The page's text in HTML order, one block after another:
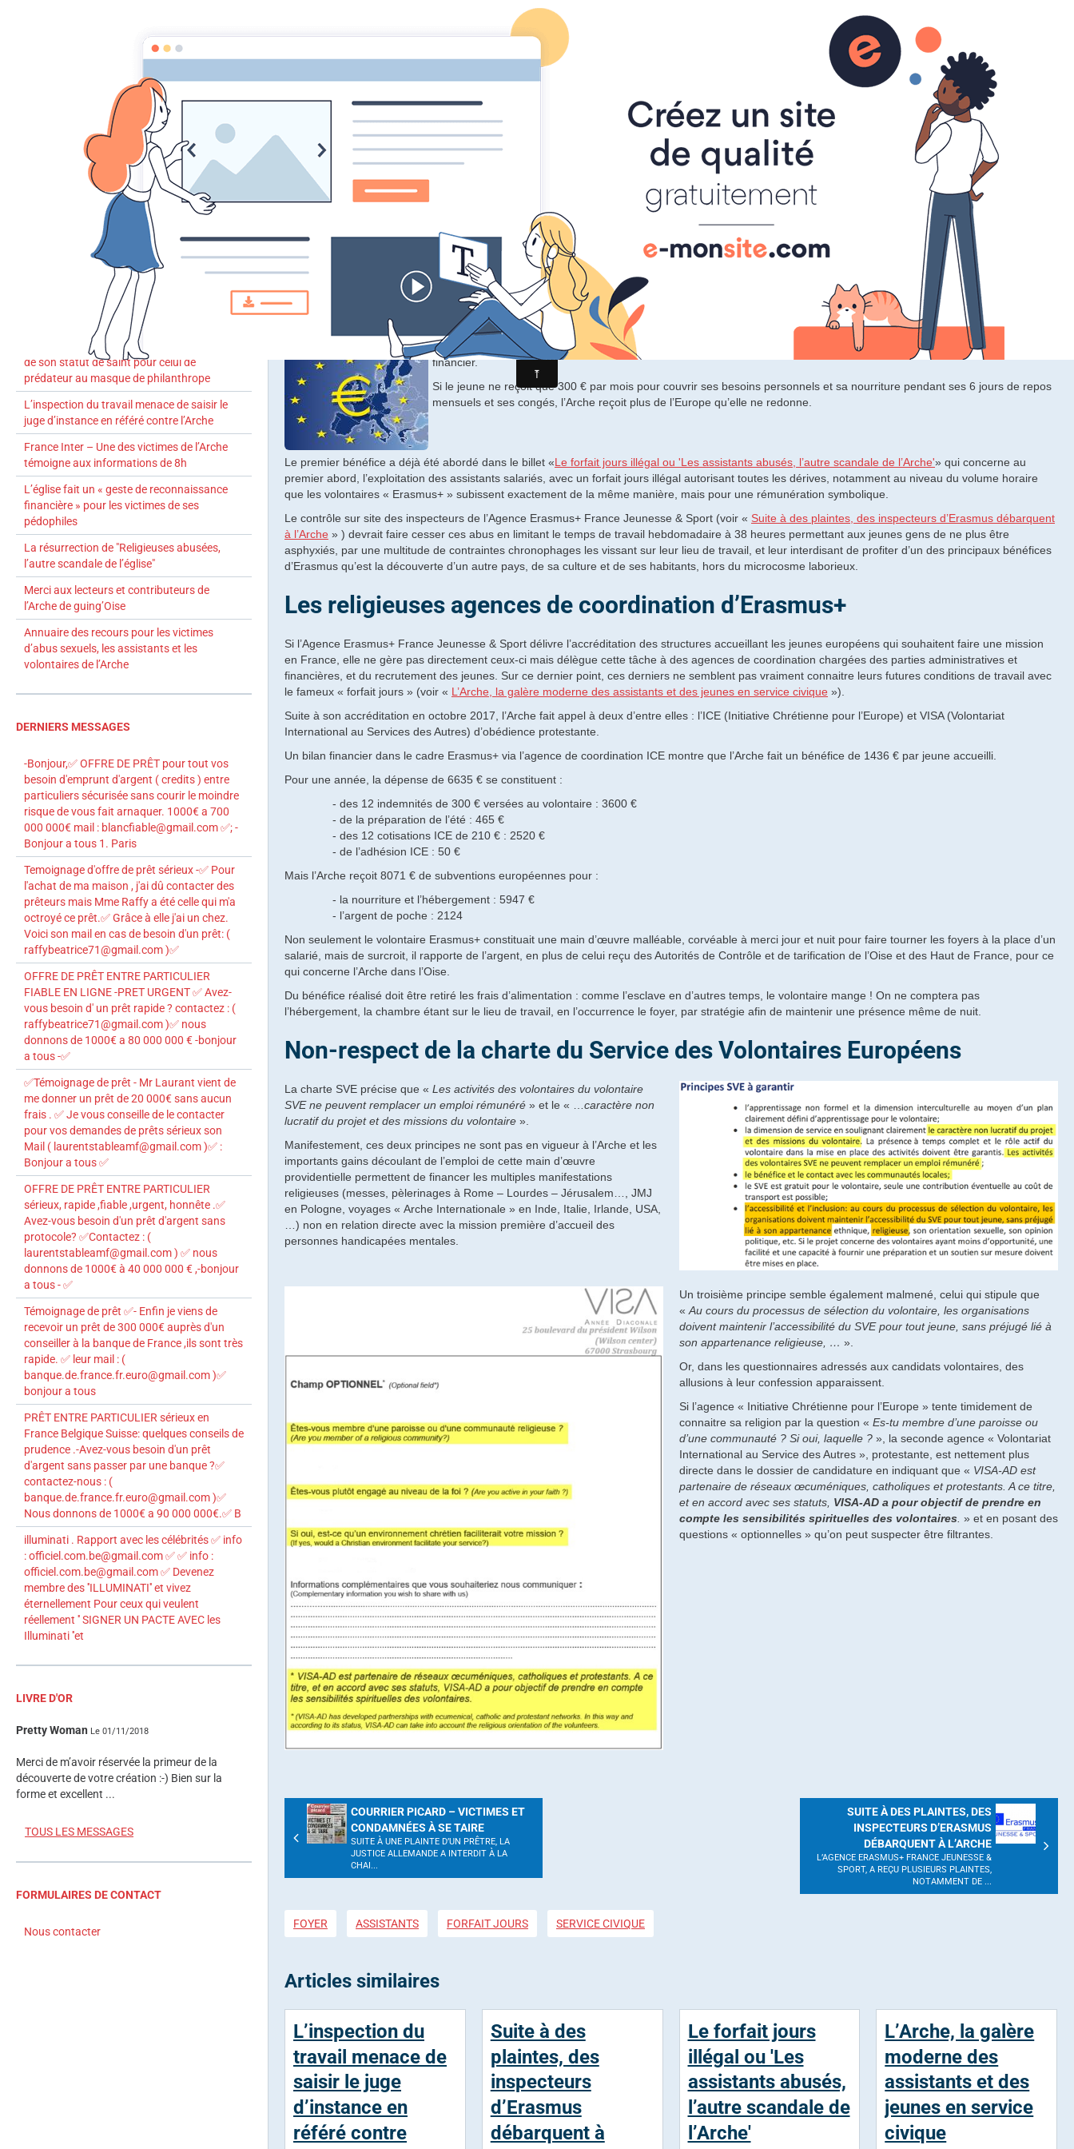
L'Arche de guing'Oise
l'arche transparente
Accueil Blog Contact
Accueil Blog L’argent des volontaires européens finance les pèlerinages de l’Arche ?
L’argent des volontaires européens finance les pèlerinages
de l’Arche ?
Le 22/04/2019
Les volontaires du service européen Eurasmus+ constituent une manne pour l’Arche, sur plusieurs plans, y compris
financier.
Si le jeune ne reçoit que 300 € par mois pour couvrir ses besoins personnels et sa nourriture pendant ses 6 jours de repos
mensuels et ses congés, l’Arche reçoit plus de l’Europe qu’elle ne redonne.
Le premier bénéfice a déjà été abordé dans le billet «Le forfait jours illégal ou 'Les assistants abusés, l’autre scandale de l’Arche'» qui concerne au
premier abord, l’exploitation des assistants salariés, avec un forfait jours illégal autorisant toutes les dérives, notamment au niveau du volume horaire
que les volontaires « Erasmus+ » subissent exactement de la même manière, mais pour une rémunération symbolique.
Le contrôle sur site des inspecteurs de l’Agence Erasmus+ France Jeunesse & Sport (voir « Suite à des plaintes, des inspecteurs d’Erasmus débarquent
à l’Arche » ) devrait faire cesser ces abus en limitant le temps de travail hebdomadaire à 38 heures permettant aux jeunes gens de ne plus être
asphyxiés, par une multitude de contraintes chronophages les vissant sur leur lieu de travail, et leur interdisant de profiter d’un des principaux bénéfices
d’Erasmus qu’est la découverte d’un autre pays, de sa culture et de ses habitants, hors du microcosme laborieux.
Les religieuses agences de coordination d’Erasmus+
Si l’Agence Erasmus+ France Jeunesse & Sport délivre l’accréditation des structures accueillant les jeunes européens qui souhaitent faire une mission
en France, elle ne gère pas directement ceux-ci mais délègue cette tâche à des agences de coordination chargées des parties administratives et
financières, et du recrutement des jeunes. Sur ce dernier point, ces derniers ne semblent pas vraiment connaitre leurs futures conditions de travail avec
le fameux « forfait jours » (voir « L’Arche, la galère moderne des assistants et des jeunes en service civique »).
Suite à son accréditation en octobre 2017, l’Arche fait appel à deux d’entre elles : l’ICE (Initiative Chrétienne pour l’Europe) et VISA (Volontariat
International au Services des Autres) d’obédience protestante.
Un bilan financier dans le cadre Erasmus+ via l’agence de coordination ICE montre que l’Arche fait un bénéfice de 1436 € par jeune accueilli.
Pour une année, la dépense de 6635 € se constituent :
- des 12 indemnités de 300 € versées au volontaire : 3600 €
- de la préparation de l’été : 465 €
- des 12 cotisations ICE de 210 € : 2520 €
- de l’adhésion ICE : 50 €
Mais l’Arche reçoit 8071 € de subventions européennes pour :
- la nourriture et l’hébergement : 5947 €
- l’argent de poche : 2124
Non seulement le volontaire Erasmus+ constituait une main d’œuvre malléable, corvéable à merci jour et nuit pour faire tourner les foyers à la place d’un
salarié, mais de surcroit, il rapporte de l’argent, en plus de celui reçu des Autorités de Contrôle et de tarification de l’Oise et des Haut de France, pour ce
qui concerne l’Arche dans l’Oise.
Du bénéfice réalisé doit être retiré les frais d’alimentation : comme l’esclave en d’autres temps, le volontaire mange ! On ne comptera pas
l’hébergement, la chambre étant sur le lieu de travail, en l’occurrence le foyer, par stratégie afin de maintenir une présence même de nuit.
Non-respect de la charte du Service des Volontaires Européens
La charte SVE précise que « Les activités des volontaires du volontaire
SVE ne peuvent remplacer un emploi rémunéré » et le « … caractère non
lucratif du projet et des missions du volontaire ».
Manifestement, ces deux principes ne sont pas en vigueur à l’Arche et les
importants gains découlant de l’emploi de cette main d’œuvre
providentielle permettent de financer les multiples manifestations
religieuses (messes, pèlerinages à Rome – Lourdes – Jérusalem…, JMJ
en Pologne, voyages « Arche Internationale » en Inde, Italie, Irlande, USA,
…) non en relation directe avec la mission première d’accueil des
personnes handicapées mentales.
Un troisième principe semble également malmené, celui qui stipule que
« Au cours du processus de sélection du volontaire, les organisations
doivent maintenir l’accessibilité du SVE pour tout jeune, sans préjugé lié à
son appartenance religieuse, … ».
Or, dans les questionnaires adressés aux candidats volontaires, des
allusions à leur confession apparaissent.
Si l’agence « Initiative Chrétienne pour l’Europe » tente timidement de
connaitre sa religion par la question « Es-tu membre d’une paroisse ou
d’une communauté ? Si oui, laquelle ? », la seconde agence « Volontariat
International au Service des Autres », protestante, est nettement plus
directe dans le dossier de candidature en indiquant que « VISA-AD est
partenaire de réseaux œcuméniques, catholiques et protestants. A ce titre,
et en accord avec ses statuts, VISA-AD a pour objectif de prendre en
compte les sensibilités spirituelles des volontaires » et en posant des
questions « optionnelles » qu’on peut suspecter être filtrantes.
COURRIER PICARD – VICTIMES ET
CONDAMNÉES À SE TAIRE
SUITE À UNE PLAINTE D’UN PRÊTRE, LA
JUSTICE ALLEMANDE A INTERDIT À LA
CHAI...
SUITE À DES PLAINTES, DES
INSPECTEURS D’ERASMUS
DÉBARQUENT À L’ARCHE
L’AGENCE ERASMUS+ FRANCE JEUNESSE &
SPORT, A REÇU PLUSIEURS PLAINTES,
NOTAMMENT DE ...
FOYER ASSISTANTS FORFAIT JOURS SERVICE CIVIQUE
Articles similaires
L’inspection du
travail menace de
saisir le juge
d’instance en
référé contre
Suite à des
plaintes, des
inspecteurs
d’Erasmus
débarquent à
Le forfait jours
illégal ou 'Les
assistants abusés,
l’autre scandale de
l’Arche'
L’Arche, la galère
moderne des
assistants et des
jeunes en service
civique
Qui sommes-nous ?
DERNIERS BILLETS
Oise Hebdo – Selon l’Arche, son fondateur
Jean Vanier était un prédateur sexuel
Abus sexuels à l’Arche : Jean Vanier déchu
de son statut de saint pour celui de
prédateur au masque de philanthrope
L’inspection du travail menace de saisir le
juge d’instance en référé contre l’Arche
France Inter – Une des victimes de l’Arche
témoigne aux informations de 8h
L’église fait un « geste de reconnaissance
financière » pour les victimes de ses
pédophiles
La résurrection de "Religieuses abusées,
l’autre scandale de l’église"
Merci aux lecteurs et contributeurs de
l’Arche de guing’Oise
Annuaire des recours pour les victimes
d’abus sexuels, les assistants et les
volontaires de l’Arche
DERNIERS MESSAGES
-Bonjour,✅ OFFRE DE PRÊT pour tout vos
besoin d'emprunt d'argent ( credits ) entre
particuliers sécurisée sans courir le moindre
risque de vous fait arnaquer. 1000€ a 700
000 000€ mail : blancfiable@gmail.com ✅; -
Bonjour a tous 1. Paris
Temoignage d'offre de prêt sérieux -✅ Pour
l'achat de ma maison , j'ai dû contacter des
prêteurs mais Mme Raffy a été celle qui m'a
octroyé ce prêt.✅ Grâce à elle j'ai un chez.
Voici son mail en cas de besoin d'un prêt: (
raffybeatrice71@gmail.com )✅
OFFRE DE PRÊT ENTRE PARTICULIER
FIABLE EN LIGNE -PRET URGENT ✅ Avez-
vous besoin d' un prêt rapide ? contactez : (
raffybeatrice71@gmail.com )✅ nous
donnons de 1000€ a 80 000 000 € -bonjour
a tous -✅
✅Témoignage de prêt - Mr Laurant vient de
me donner un prêt de 20 000€ sans aucun
frais . ✅ Je vous conseille de le contacter
pour vos demandes de prêts sérieux son
Mail ( laurentstableamf@gmail.com )✅ :
Bonjour a tous ✅
OFFRE DE PRÊT ENTRE PARTICULIER
sérieux, rapide ,fiable ,urgent, honnête .✅
Avez-vous besoin d'un prêt d'argent sans
protocole? ✅Contactez : (
laurentstableamf@gmail.com ) ✅ nous
donnons de 1000€ à 40 000 000 € ,-bonjour
a tous - ✅
Témoignage de prêt ✅- Enfin je viens de
recevoir un prêt de 300 000€ auprès d'un
conseiller à la banque de France ,ils sont très
rapide. ✅ leur mail : (
banque.de.france.fr.euro@gmail.com )✅
bonjour a tous
PRÊT ENTRE PARTICULIER sérieux en
France Belgique Suisse: quelques conseils de
prudence .-Avez-vous besoin d'un prêt
d'argent sans passer par une banque ?✅
contactez-nous : (
banque.de.france.fr.euro@gmail.com )✅
Nous donnons de 1000€ a 90 000 000€.✅ B
illuminati . Rapport avec les célébrités ✅ info
: officiel.com.be@gmail.com ✅ ✅ info :
officiel.com.be@gmail.com ✅ Devenez
membre des ''ILLUMINATI'' et vivez
éternellement Pour ceux qui veulent
réellement '' SIGNER UN PACTE AVEC les
Illuminati ''et
LIVRE D'OR
Pretty Woman Le 01/11/2018
Merci de m’avoir réservée la primeur de la
découverte de votre création :-) Bien sur la
forme et excellent ...
TOUS LES MESSAGES
FORMULAIRES DE CONTACT
Nous contacter